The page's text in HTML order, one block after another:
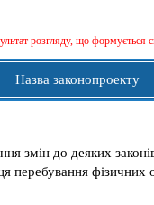
розгляду, що формується
Назва законопроекту
змін до деяких
перебування фізичних